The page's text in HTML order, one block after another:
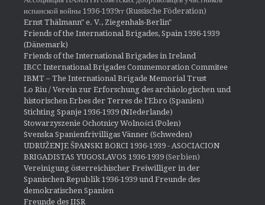
испанской войны 1936-1939гг (Russische Föderation)
Ernst Thälmann" e. V., Ziegenhals-Berlin"
Friends of the International Brigades, Spain 1936-1939
(Dänemark)
Friends of the International Brigades in Ireland
IBCC International Brigades Commemoration Commitee
IBMT – The International Brigade Memorial Trust
Lo Riu / Verein zur Erforschung des archäologischen und
historischen Erbes der Terres de l'Ebro (Spanien)
Stichting Spanje 1936-1939 (NIederlande)
Stowarzyszenie Ochotnicy Wolności (Polen)
Svenska Spanienfrivilligas Vänner (Schweden)
UDRUŽENJE ŠPANSKI BORCI 1936-1939 - ASOCIACION
BRIGADISTAS YUGOSLAVOS 1936-1939 (Serbien)
Vereinigung österreichischer Freiwilliger in der
Spanischen Republik 1936-1939 und Freunde des
demokratischen Spanien
Freunde des IISR